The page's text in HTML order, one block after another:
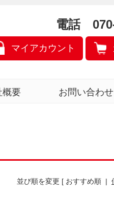
電話
マイアカウント
概要 お問い合わせ
並び順を変更 [ おすすめ順 |